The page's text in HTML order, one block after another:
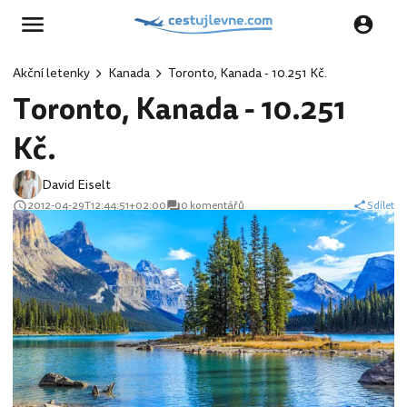
Akční letenky Kanada Toronto, Kanada - 10.251 Kč.
Toronto, Kanada - 10.251
Kč.
David Eiselt
2012-04-29T12:44:51+02:00 0 komentářů Sdílet